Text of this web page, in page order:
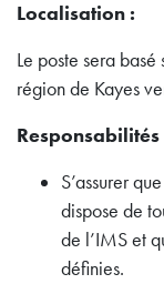
Localisation :
Le poste sera
région de Kayes
S’assurer
dispose de
de l’IMS et
définies.